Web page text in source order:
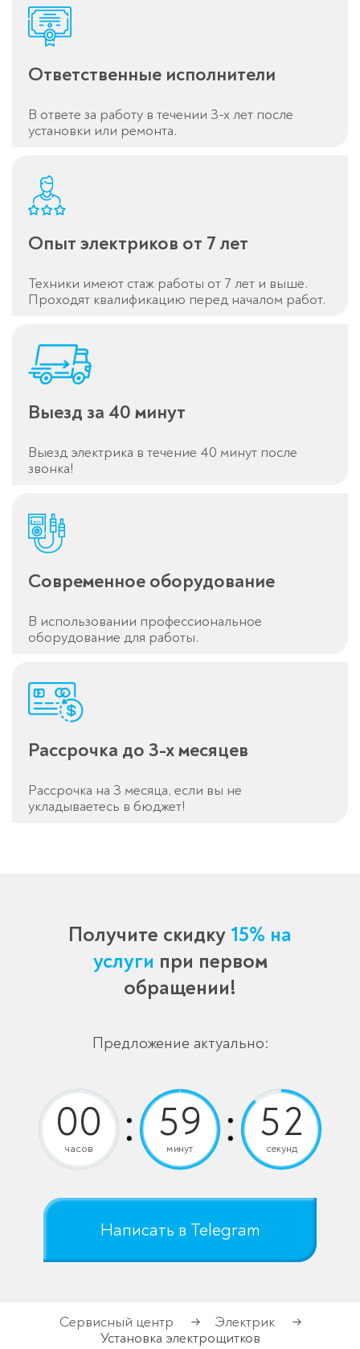
Ответственные исполнители
В ответе за работу в течении 3-х лет после
установки или ремонта.
Опыт электриков от 7 лет
Техники имеют стаж работы от 7 лет и выше.
Проходят квалификацию перед началом работ.
Выезд за 40 минут
Выезд электрика в течение 40 минут после
звонка!
Современное оборудование
В использовании профессиональное
оборудование для работы.
Рассрочка до 3-х месяцев
Рассрочка на 3 месяца, если вы не
укладываетесь в бюджет!
Получите скидку 15% на
услуги при первом
обращении!
Предложение актуально:
часов минут секунд
Написать в Telegram
Сервисный центр → Электрик
→
Установка электрощитков